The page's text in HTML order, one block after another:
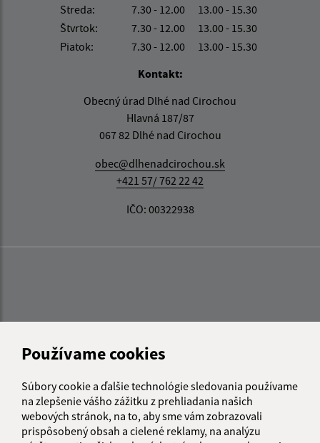
Používame cookies
Súbory cookie a ďalšie technológie sledovania používame
na zlepšenie vášho zážitku z prehliadania našich
webových stránok, na to, aby sme vám zobrazovali
prispôsobený obsah a cielené reklamy, na analýzu
Streda:
7.30 - 12.00
13.00 - 15.30
Štvrtok:
7.30 - 12.00
13.00 - 15.30
Piatok:
7.30 - 12.00
13.00 - 15.30
Kontakt:
Obecný úrad Dlhé nad Cirochou
Hlavná 187/87
067 82 Dlhé nad Cirochou
obec@dlhenadcirochou.sk
+421 57/ 762 22 42
IČO: 00322938